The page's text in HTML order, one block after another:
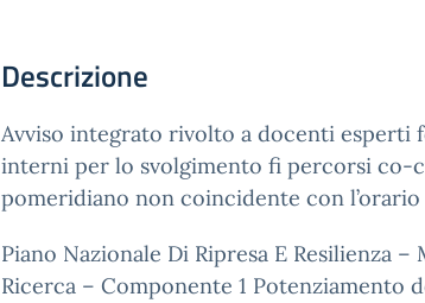
Descrizione
Avviso integrato rivolto a docenti
interni per lo svolgimento fi percorsi co-
pomeridiano non coincidente con
Piano Nazionale Di Ripresa E Resilienza
Ricerca – Componente 1 Potenziamento